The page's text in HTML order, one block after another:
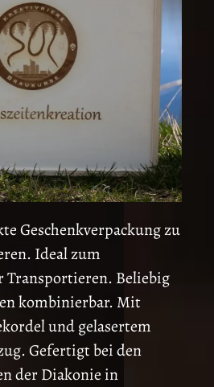
Geschenkverpackung zu
Ideal zum
Transportieren. Beliebig
kombinierbar. Mit
und gelasertem
Gefertigt bei den
der Diakonie in